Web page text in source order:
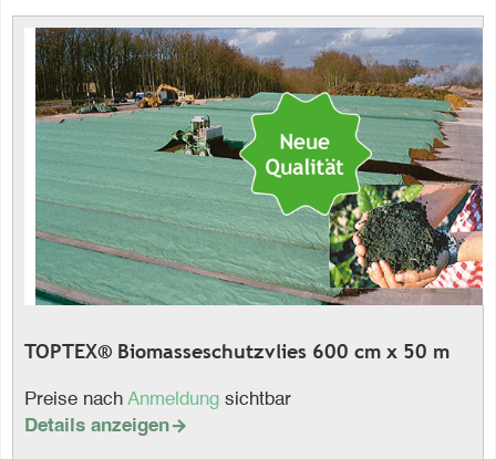
TOPTEX® Biomasseschutzvlies 600 cm x 50 m
Preise nach Anmeldung sichtbar
Details anzeigen